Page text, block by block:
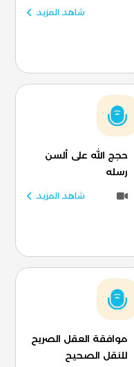
شاهد المزيد
حجج الله على ألسن
رسله
شاهد المزيد
موافقة العقل الصريح
للنقل الصحيح